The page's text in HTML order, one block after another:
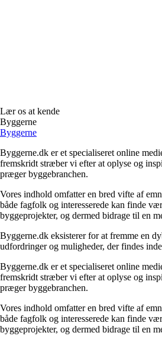
Lær os at kende
Byggerne
Byggerne
Byggerne.dk er et specialiseret online
fremskridt stræber vi efter at oplyse og
præger byggebranchen.
Vores indhold omfatter en bred vifte af
både fagfolk og interesserede kan finde
byggeprojekter, og dermed bidrage til en
Byggerne.dk eksisterer for at fremme en
udfordringer og muligheder, der findes
Byggerne.dk er et specialiseret online
fremskridt stræber vi efter at oplyse og
præger byggebranchen.
Vores indhold omfatter en bred vifte af
både fagfolk og interesserede kan finde
byggeprojekter, og dermed bidrage til en